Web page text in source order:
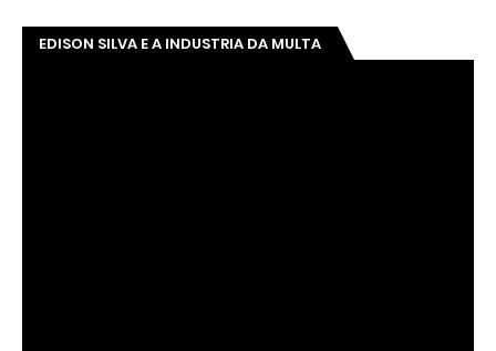
EDISON SILVA E A INDUSTRIA DA MULTA